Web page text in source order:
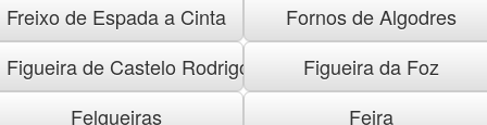
Freixo de Espada a Cinta
Fornos de Algodres
Figueira de Castelo Rodrigo
Figueira da Foz
Felgueiras
Feira